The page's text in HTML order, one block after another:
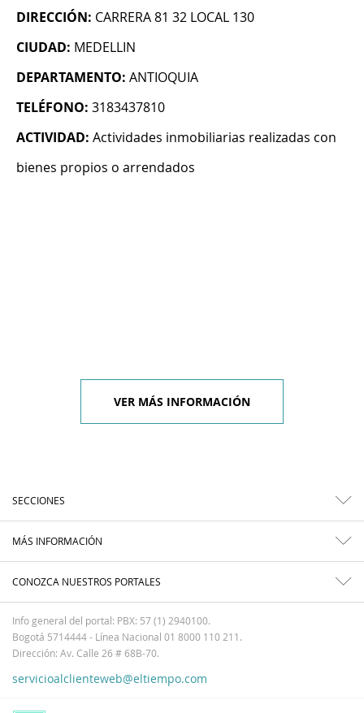
DIRECCIÓN: CARRERA 81 32 LOCAL 130
CIUDAD: MEDELLIN
DEPARTAMENTO: ANTIOQUIA
TELÉFONO: 3183437810
ACTIVIDAD: Actividades inmobiliarias realizadas con
bienes propios o arrendados
VER MÁS INFORMACIÓN
SECCIONES
MÁS INFORMACIÓN
CONOZCA NUESTROS PORTALES
Info general del portal: PBX: 57 (1) 2940100.
Bogotá 5714444 - Línea Nacional 01 8000 110 211.
Dirección: Av. Calle 26 # 68B-70.
servicioalclienteweb@eltiempo.com